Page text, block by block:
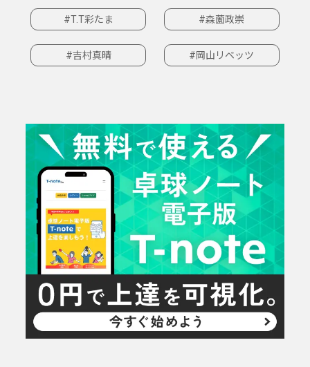
#T.T彩たま #森薗政崇
#吉村真晴 #岡山リベッツ